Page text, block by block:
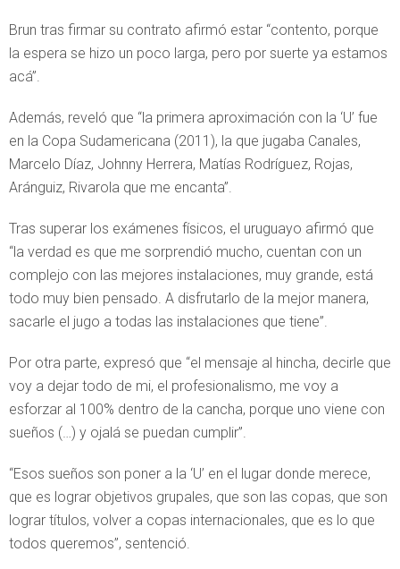
Brun tras firmar su contrato afirmó estar “contento, porque
la espera se hizo un poco larga, pero por suerte ya estamos
acá”.
Además, reveló que “la primera aproximación con la ‘U’ fue
en la Copa Sudamericana (2011), la que jugaba Canales,
Marcelo Díaz, Johnny Herrera, Matías Rodríguez, Rojas,
Aránguiz, Rivarola que me encanta”.
Tras superar los exámenes físicos, el uruguayo afirmó que
“la verdad es que me sorprendió mucho, cuentan con un
complejo con las mejores instalaciones, muy grande, está
todo muy bien pensado. A disfrutarlo de la mejor manera,
sacarle el jugo a todas las instalaciones que tiene”.
Por otra parte, expresó que “el mensaje al hincha, decirle que
voy a dejar todo de mi, el profesionalismo, me voy a
esforzar al 100% dentro de la cancha, porque uno viene con
sueños (…) y ojalá se puedan cumplir”.
“Esos sueños son poner a la ‘U’ en el lugar donde merece,
que es lograr objetivos grupales, que son las copas, que son
lograr títulos, volver a copas internacionales, que es lo que
todos queremos”, sentenció.